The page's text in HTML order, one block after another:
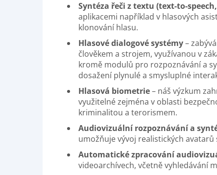
Syntéza řeči z textu (text-to-speech,
aplikacemi například v hlasových
klonování hlasu.
Hlasové dialogové systémy–
člověkem a strojem, využívanou v
kromě modulů pro rozpoznávání a
dosažení plynulé a smysluplné
Hlasová biometrie– náš výzkum
využitelné zejména v oblasti
kriminalitou a terorismem.
Audiovizuální rozpoznávání a
umožňuje vývoj realistických
Automatické zpracování
videoarchívech, včetně vyhledávání